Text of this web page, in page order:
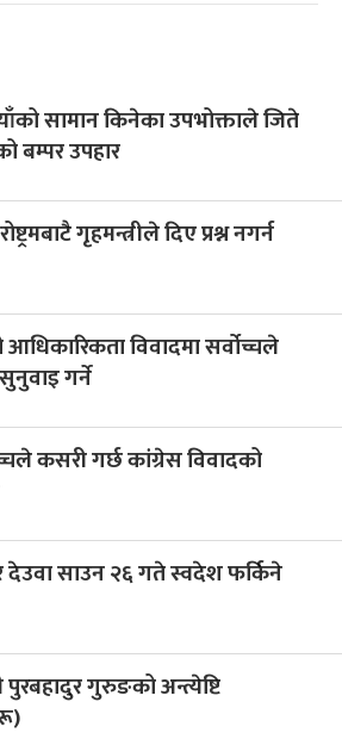
सामान किनेका उपभोक्ताले जिते
बम्पर उपहार
गृहमन्त्रीले दिए प्रश्न नगर्न
विवादमा सर्वोच्चले
गर्ने
कसरी गर्छ कांग्रेस विवादको
देउवा साउन २६ गते स्वदेश फर्किने
पुरबहादुर गुरुङको अन्त्येष्टि